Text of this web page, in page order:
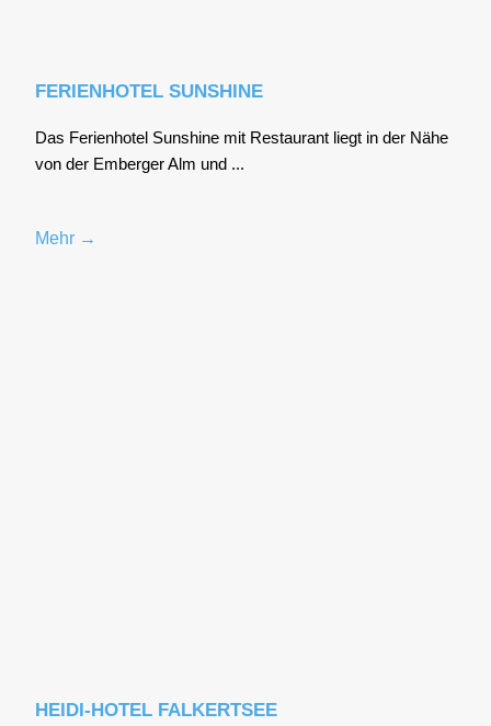
FERIENHOTEL SUNSHINE
Das Feri­en­ho­tel Suns­hi­ne mit Restau­rant liegt in der Nähe
von der Ember­ger Alm und ...
Mehr →
HEIDI-HOTEL FALKERTSEE